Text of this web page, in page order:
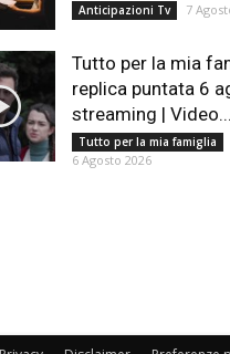
Anticipazioni Tv 7
Tutto per la mia
replica puntata 6
streaming | Video...
Tutto per la mia famiglia
6 Agosto 2026